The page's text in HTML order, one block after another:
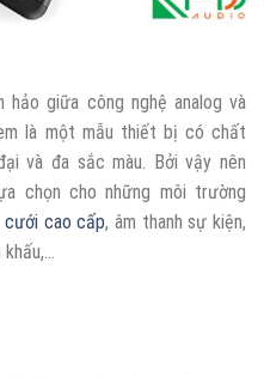
giữa công nghệ analog và
là một mẫu thiết bị có chất
và đa sắc màu. Bởi vậy nên
chọn cho những môi trường
cưới cao cấp, âm thanh sự kiện,
khấu,…